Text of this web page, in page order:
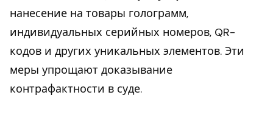
нанесение на товары голограмм,
индивидуальных серийных номеров, QR-
кодов и других уникальных элементов. Эти
меры упрощают доказывание
контрафактности в суде.